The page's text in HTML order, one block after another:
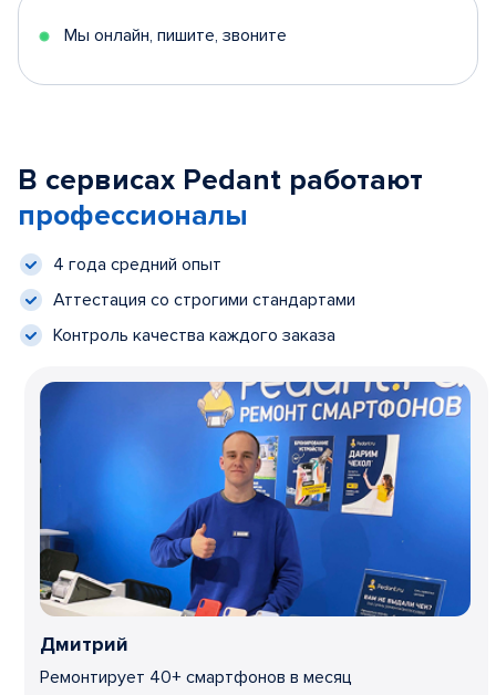
Мы онлайн, пишите, звоните
В сервисах Pedant работают
профессионалы
4 года средний опыт
Аттестация со строгими стандартами
Контроль качества каждого заказа
Дмитрий
Ремонтирует 40+ смартфонов в месяц